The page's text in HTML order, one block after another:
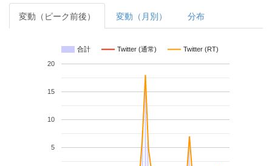
変動（ピーク前後） 変動（月別） 分布
合計 Twitter (通常) Twitter (RT)
5
10
15
20